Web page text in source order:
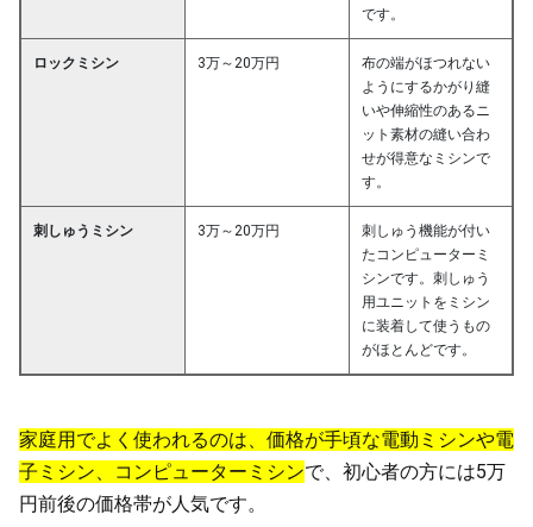
です。
ロックミシン 3万～20万円
布の端がほつれない
ようにするかがり縫
いや伸縮性のあるニ
ット素材の縫い合わ
せが得意なミシンで
す。
刺しゅうミシン 3万～20万円
刺しゅう機能が付い
たコンピューターミ
シンです。刺しゅう
用ユニットをミシン
に装着して使うもの
がほとんどです。
家庭用でよく使われるのは、価格が手頃な電動ミシンや電
子ミシン、コンピューターミシンで、初心者の方には5万
円前後の価格帯が人気です。